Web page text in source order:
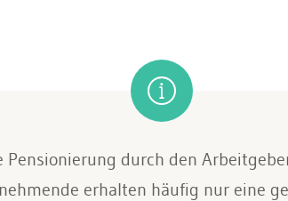
durch den
erhalten häufig nur eine